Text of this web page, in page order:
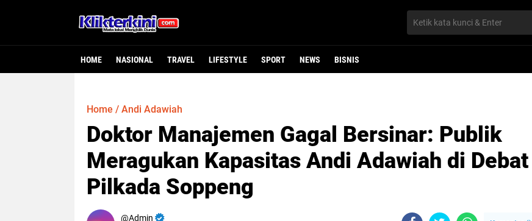
HOME NASIONAL TRAVEL LIFESTYLE SPORT NEWS BISNIS
Home / Andi Adawiah
Doktor Manajemen Gagal Bersinar: Publik
Meragukan Kapasitas Andi Adawiah di Debat
Pilkada Soppeng
Admin